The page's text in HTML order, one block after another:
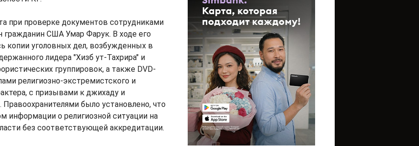
при проверке документов сотрудниками
США Умар Фарук. В ходе его
копии уголовных дел, возбужденных в
лидера "Хизб ут-Тахрира" и
группировок, а также DVD-
религиозно-экстремистского и
с призывами к джихаду и
было установлено, что
информации о религиозной ситуации на
без соответствующей аккредитации.